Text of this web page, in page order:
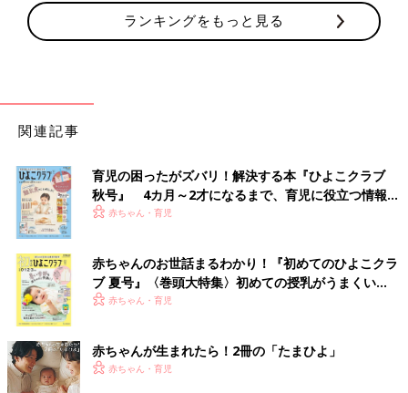
ランキングをもっと見る
関連記事
育児の困ったがズバリ！解決する本『ひよこクラブ
秋号』 4カ月～2才になるまで、育児に役立つ情報が
いっぱい！
赤ちゃん・育児
赤ちゃんのお世話まるわかり！『初めてのひよこクラ
ブ 夏号』〈巻頭大特集〉初めての授乳がうまくい
く！ おっぱい・ミルクの基本と夏のトラブル 解決テ
赤ちゃん・育児
赤ちゃんが生まれたら！2冊の「たまひよ」
赤ちゃん・育児